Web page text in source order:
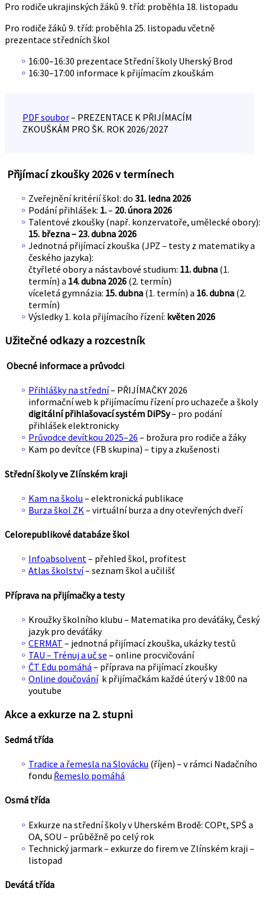
Pro rodiče ukrajinských žáků 9. tříd: proběhla 18. listopadu
Pro rodiče žáků 9. tříd: proběhla 25. listopadu včetně
prezentace středních škol
16:00–16:30 prezentace Střední školy Uherský Brod
16:30–17:00 informace k přijímacím zkouškám
PDF soubor– PREZENTACE K PŘIJÍMACÍM
ZKOUŠKÁM PRO ŠK. ROK 2026/2027
Přijímací zkoušky 2026 v termínech
Zveřejnění kritérií škol: do 31. ledna 2026
Podání přihlášek: 1.– 20. února 2026
Talentové zkoušky (např. konzervatoře, umělecké obory):
15. března – 23. dubna 2026
Jednotná přijímací zkouška (JPZ – testy z matematiky a
českého jazyka):
čtyřleté obory a nástavbové studium: 11. dubna (1.
termín) a 14. dubna 2026 (2. termín)
víceletá gymnázia: 15. dubna (1. termín) a 16. dubna (2.
termín)
Výsledky 1. kola přijímacího řízení: květen 2026
Užitečné odkazy a rozcestník
Obecné informace a průvodci
Přihlášky na střední– PŘIJÍMAČKY 2026
informační web k přijímacímu řízení pro uchazeče a školy
digitální přihlašovací systém DiPSy– pro podání
přihlášek elektronicky
Průvodce devítkou 2025–26 – brožura pro rodiče a žáky
Kam po devítce (FB skupina) – tipy a zkušenosti
Střední školy ve Zlínském kraji
Kam na školu – elektronická publikace
Burza škol ZK – virtuální burza a dny otevřených dveří
Celorepublikové databáze škol
Infoabsolvent– přehled škol, profitest
Atlas školství– seznam škol a učilišť
Příprava na přijímačky a testy
Kroužky školního klubu – Matematika pro deváťáky, Český
jazyk pro deváťáky
CERMAT – jednotná přijímací zkouška, ukázky testů
TAU – Trénuj a uč se – online procvičování
ČT Edu pomáhá – příprava na přijímací zkoušky
Online doučováník přijímačkám každé úterý v 18:00 na
youtube
Akce a exkurze na 2. stupni
Sedmá třída
Tradice a řemesla na Slovácku (říjen) – v rámci Nadačního
fondu Řemeslo pomáhá
Osmá třída
Exkurze na střední školy v Uherském Brodě: COPt, SPŠ a
OA, SOU – průběžně po celý rok
Technický jarmark – exkurze do firem ve Zlínském kraji –
listopad
Devátá třída